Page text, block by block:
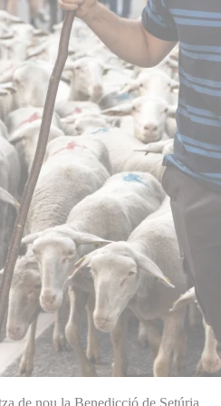
de nou la Benedicció de Setúria,